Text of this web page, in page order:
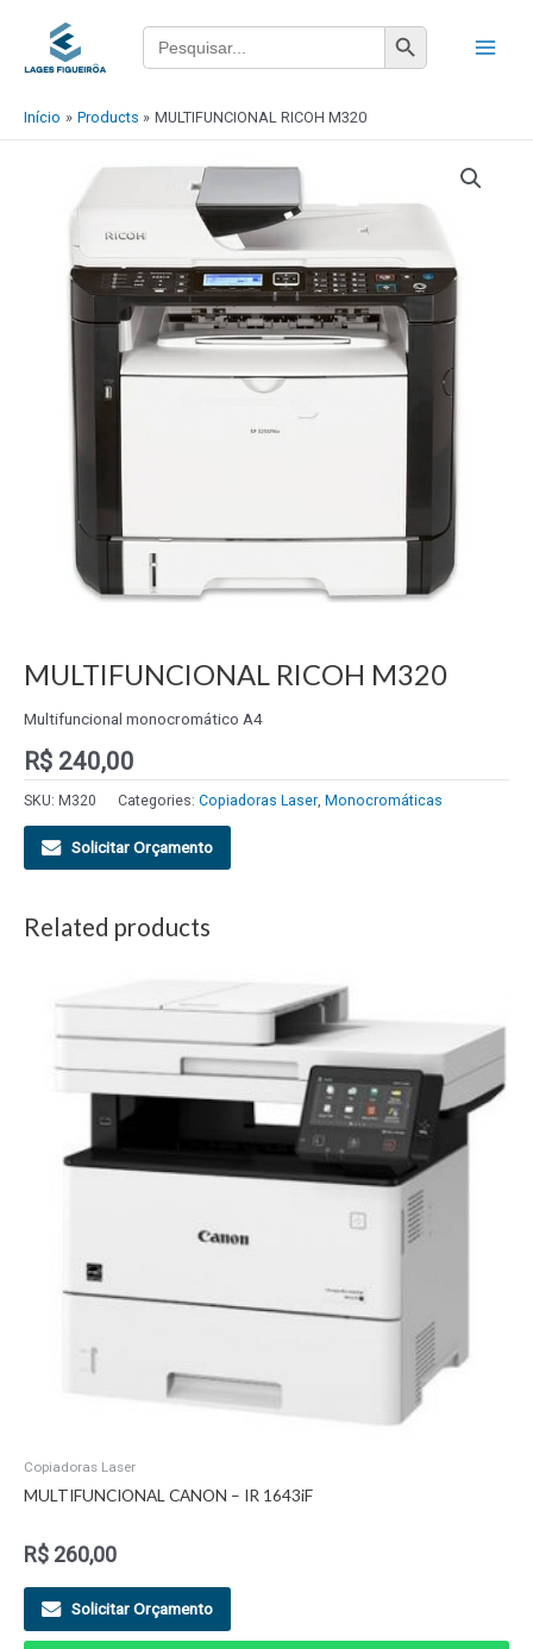
Search
for:
Search Button
Menu
Início Products MULTIFUNCIONAL RICOH M320
MULTIFUNCIONAL RICOH M320
Multifuncional monocromático A4
R$ 240,00
SKU: M320 Categories: Copiadoras Laser, Monocromáticas
Solicitar Orçamento
Related products
Copiadoras Laser
MULTIFUNCIONAL CANON – IR 1643iF
R$ 260,00
Solicitar Orçamento